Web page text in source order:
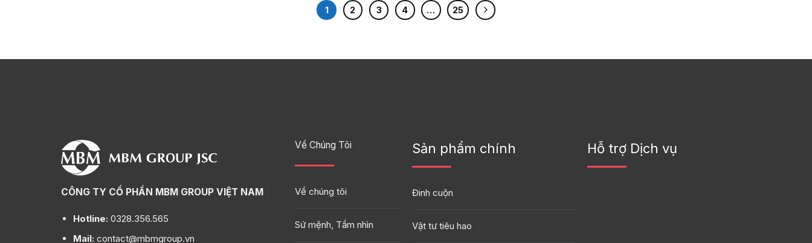
1 2 3 4 … 25
CÔNG TY CỔ PHẦN MBM GROUP VIỆT NAM
Hotline: 0328.356.565
Mail: contact@mbmgroup.vn
Về Chúng Tôi
Về chúng tôi
Sứ mệnh, Tầm nhìn
Sản phẩm chính
Đinh cuộn
Vật tư tiêu hao
Hỗ trợ Dịch vụ